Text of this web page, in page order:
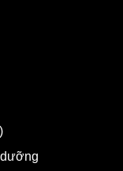
dưỡng